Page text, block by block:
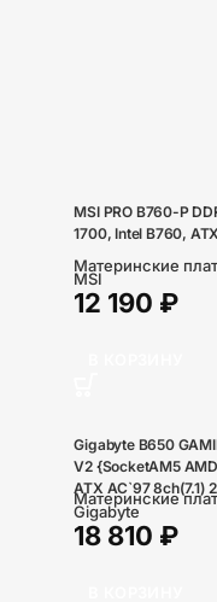
MSI PRO B760-P
1700, Intel B760,
Материнские
MSI
12 190 ₽
Gigabyte B650
V2 {SocketAM5
ATX AC`97 8ch(7.1)
RAID+HDMI}
Материнские
Gigabyte
18 810 ₽